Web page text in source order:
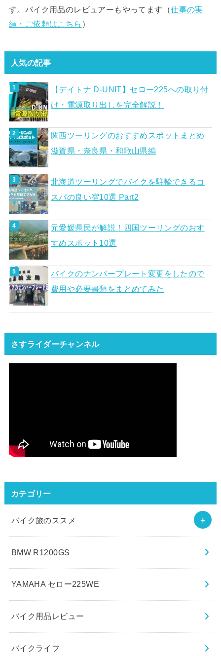
す。バイク用品のレビュアーもやってます（仕事の実
績・ご依頼はこちら ）
人気の記事
【デイトナ D-UNIT】セロー225への取り付
け・電源取り出しを完全解説！
関西ツーリングのおすすめスポットまとめ
滋賀県・奈良県・和歌山県編
北海道ツーリングでバイクを駐輪できるコ
スパの良い宿10選 Part2
元愛媛県民が解説！四国ツーリングのおす
すめスポット10選
バイクのナンバープレート変更をしたので
費用や必要書類をまとめてみた
さすライダーチャンネル
カテゴリー
バイク旅のススメ
BMW R1200GS
YAMAHA セロー225WE
バイク用品レビュー
バイクライフ